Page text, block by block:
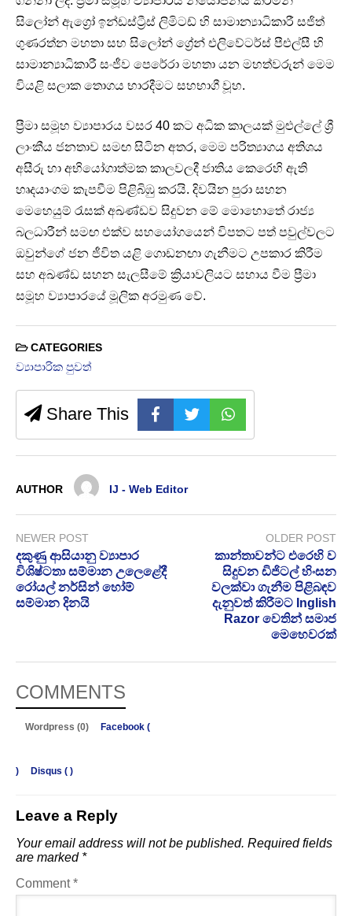
සිලෝන් ඇග්‍රෝ ඉන්ඩස්ට්‍රීස් ලිමිටඩ් හි සාමාන්‍යාධිකාරී සජිත්
ගුණරත්න මහතා සහ සිලෝන් ග්‍රේන් එලිවේටර්ස් පීඑල්සී හි
සාමාන්‍යාධිකාරී සංජීව පෙරේරා මහතා යන මහත්වරුන් මෙම
වියළි සලාක තොගය භාරදීමට සහභාගී වූහ.
ප්‍රීමා සමූහ ව්‍යාපාරය වසර 40 කට අධික කාලයක් මුළුල්ලේ ශ්‍රී
ලාංකීය ජනතාව සමඟ සිටින අතර, මෙම පරිත්‍යාගය අතිශය
අසීරු හා අභියෝගාත්මක කාලවලදී ජාතිය කෙරෙහි ඇති
හෘදයාංගම කැපවීම පිළිබිඹු කරයි. දිවයින පුරා සහන
මෙහෙයුම් රැසක් අඛණ්ඩව සිදුවන මේ මොහොතේ රාජ්‍ය
බලධාරීන් සමඟ එක්ව සහයෝගයෙන් විපතට පත් පවුල්වලට
ඔවුන්ගේ ජන ජීවිත යළි ගොඩනඟා ගැනීමට උපකාර කිරීම
සහ අඛණ්ඩ සහන සැලසීමේ ක්‍රියාවලියට සහාය වීම ප්‍රීමා
සමූහ ව්‍යාපාරයේ මූලික අරමුණ වේ.
CATEGORIES
ව්‍යාපාරික පුවත්
Share This
AUTHOR IJ - Web Editor
NEWER POST
දකුණු ආසියානු ව්‍යාපාර
විශිෂ්ටතා සම්මාන උලෙළේදී
රෝයල් නර්සින් හෝම්
සම්මාන දිනයි
OLDER POST
කාන්තාවන්ට එරෙහි ව
සිදුවන ඩිජිටල් හිංසන
වලක්වා ගැනීම පිළිබඳව
දැනුවත් කිරීමට Inglish
Razor වෙතින් සමාජ
මෙහෙවරක්
COMMENTS
Wordpress (0) Facebook (
) Disqus ( )
Leave a Reply
Your email address will not be published. Required fields
are marked *
Comment*